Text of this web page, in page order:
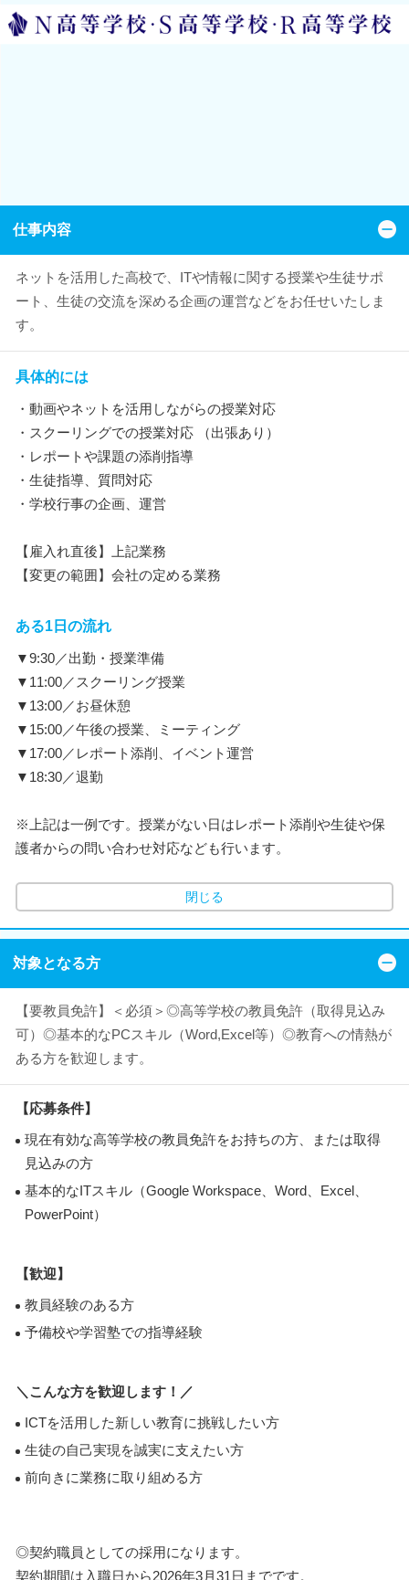
仕事内容
ネットを活用した高校で、ITや情報に関する授業や生徒サポ
ート、生徒の交流を深める企画の運営などをお任せいたしま
す。
具体的には
・動画やネットを活用しながらの授業対応
・スクーリングでの授業対応 （出張あり）
・レポートや課題の添削指導
・生徒指導、質問対応
・学校行事の企画、運営
【雇入れ直後】上記業務
【変更の範囲】会社の定める業務
ある1日の流れ
▼9:30／出勤・授業準備
▼11:00／スクーリング授業
▼13:00／お昼休憩
▼15:00／午後の授業、ミーティング
▼17:00／レポート添削、イベント運営
▼18:30／退勤
※上記は一例です。授業がない日はレポート添削や生徒や保
護者からの問い合わせ対応なども行います。
閉じる
対象となる方
【要教員免許】＜必須＞◎高等学校の教員免許（取得見込み
可）◎基本的なPCスキル（Word,Excel等）◎教育への情熱が
ある方を歓迎します。
【応募条件】
現在有効な高等学校の教員免許をお持ちの方、または取得
見込みの方
基本的なITスキル（Google Workspace、Word、Excel、
PowerPoint）
【歓迎】
教員経験のある方
予備校や学習塾での指導経験
＼こんな方を歓迎します！／
ICTを活用した新しい教育に挑戦したい方
生徒の自己実現を誠実に支えたい方
前向きに業務に取り組める方
◎契約職員としての採用になります。
契約期間は入職日から2026年3月31日までです。